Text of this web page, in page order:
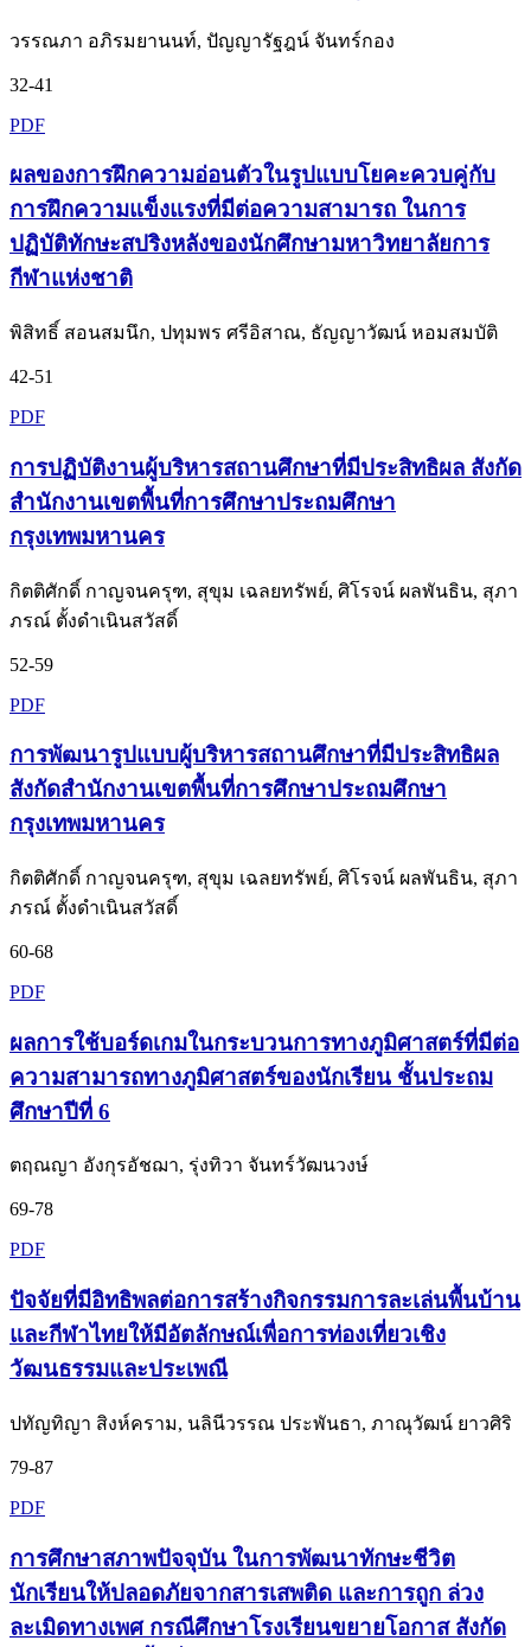
วรรณภา อภิรมยานนท์, ปัญญารัฐฎน์ จันทร์กอง
32-41
PDF
ผลของการฝึกความอ่อนตัวในรูปแบบโยคะควบคู่กับ
การฝึกความแข็งแรงที่มีต่อความสามารถ ในการ
ปฏิบัติทักษะสปริงหลังของนักศึกษามหาวิทยาลัยการ
กีฬาแห่งชาติ
พิสิทธิ์ สอนสมนึก, ปทุมพร ศรีอิสาณ, ธัญญาวัฒน์ หอมสมบัติ
42-51
PDF
การปฏิบัติงานผู้บริหารสถานศึกษาที่มีประสิทธิผล สังกัด
สำนักงานเขตพื้นที่การศึกษาประถมศึกษา
กรุงเทพมหานคร
กิตติศักดิ์ กาญจนครุฑ, สุขุม เฉลยทรัพย์, ศิโรจน์ ผลพันธิน, สุภา
ภรณ์ ตั้งดำเนินสวัสดิ์
52-59
PDF
การพัฒนารูปแบบผู้บริหารสถานศึกษาที่มีประสิทธิผล
สังกัดสำนักงานเขตพื้นที่การศึกษาประถมศึกษา
กรุงเทพมหานคร
กิตติศักดิ์ กาญจนครุฑ, สุขุม เฉลยทรัพย์, ศิโรจน์ ผลพันธิน, สุภา
ภรณ์ ตั้งดำเนินสวัสดิ์
60-68
PDF
ผลการใช้บอร์ดเกมในกระบวนการทางภูมิศาสตร์ที่มีต่อ
ความสามารถทางภูมิศาสตร์ของนักเรียน ชั้นประถม
ศึกษาปีที่ 6
ตฤณญา อังกุรอัชฌา, รุ่งทิวา จันทร์วัฒนวงษ์
69-78
PDF
ปัจจัยที่มีอิทธิพลต่อการสร้างกิจกรรมการละเล่นพื้นบ้าน
และกีฬาไทยให้มีอัตลักษณ์เพื่อการท่องเที่ยวเชิง
วัฒนธรรมและประเพณี
ปทัญทิญา สิงห์คราม, นลินีวรรณ ประพันธา, ภาณุวัฒน์ ยาวศิริ
79-87
PDF
การศึกษาสภาพปัจจุบัน ในการพัฒนาทักษะชีวิต
นักเรียนให้ปลอดภัยจากสารเสพติด และการถูก ล่วง
ละเมิดทางเพศ กรณีศึกษาโรงเรียนขยายโอกาส สังกัด